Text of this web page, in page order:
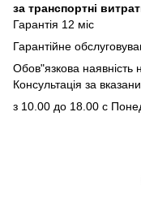
за транспортні
Гарантія 12 міс
Гарантійне
Обов"язкова наявність
Консультація за
з 10.00 до 18.00 с